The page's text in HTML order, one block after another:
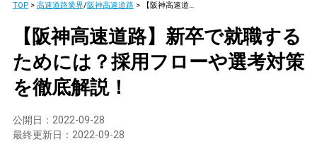
TOP> 高速道路業界/阪神高速道路> 【阪神高速道路】新卒で就職するためには？採用フローや選考対策を徹底解説！
【阪神高速道路】新卒で就職する
ためには？採用フローや選考対策
を徹底解説！
公開日： 2022-09-28
最終更新日： 2022-09-28